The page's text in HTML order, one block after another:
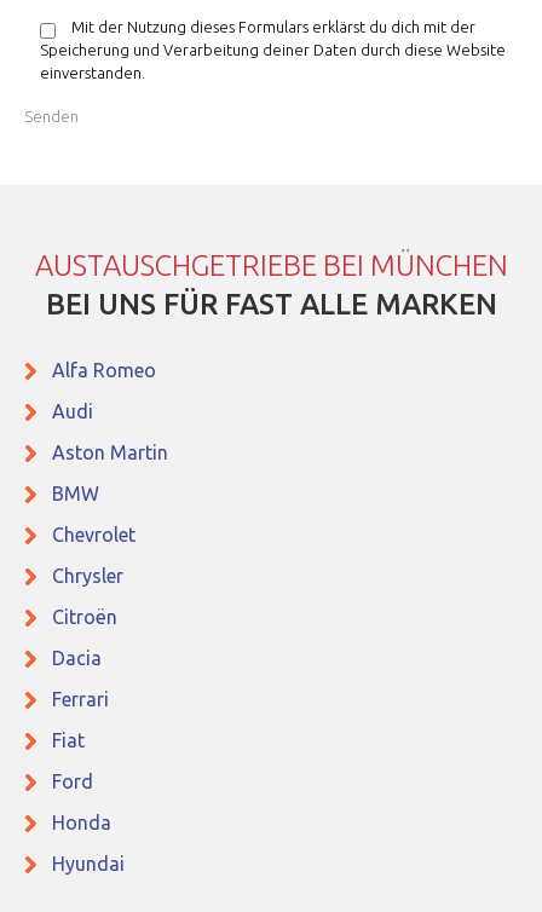
Mit der Nutzung dieses Formulars erklärst du dich mit der
Speicherung und Verarbeitung deiner Daten durch diese Website
einverstanden.
AUSTAUSCHGETRIEBE BEI MÜNCHEN
BEI UNS FÜR FAST ALLE MARKEN
Alfa Romeo
Audi
Aston Martin
BMW
Chevrolet
Chrysler
Citroën
Dacia
Ferrari
Fiat
Ford
Honda
Hyundai